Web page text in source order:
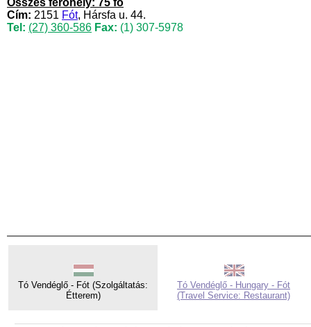
Összes férőhely: 75 fő
Cím: 2151 Fót, Hársfa u. 44.
Tel: (27) 360-586 Fax: (1) 307-5978
Tó Vendéglő - Fót (Szolgáltatás:
Étterem)
Tó Vendéglő - Hungary - Fót
(Travel Service: Restaurant)